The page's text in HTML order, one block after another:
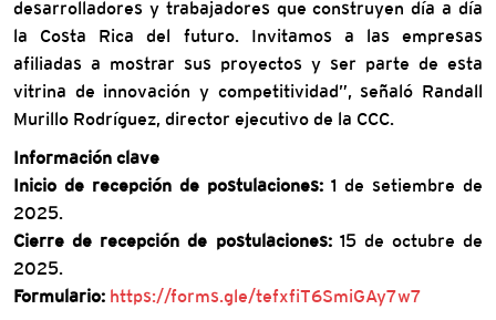
desarrolladores y trabajadores que construyen día a día
la Costa Rica del futuro. Invitamos a las empresas
afiliadas a mostrar sus proyectos y ser parte de esta
vitrina de innovación y competitividad”, señaló Randall
Murillo Rodríguez, director ejecutivo de la CCC.
Información clave
Inicio de recepción de postulaciones: 1 de setiembre de
2025.
Cierre de recepción de postulaciones:15 de octubre de
2025.
Formulario: https://forms.gle/tefxfiT6SmiGAy7w7